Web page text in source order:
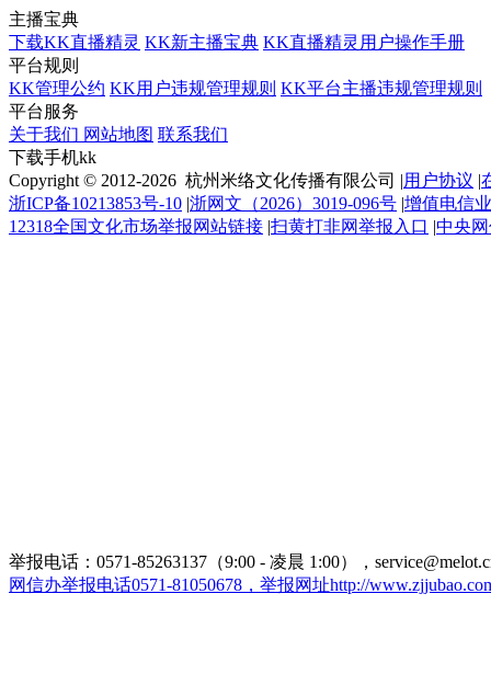
主播宝典
下载KK直播精灵 KK新主播宝典 KK直播精灵用户操作手册
平台规则
KK管理公约 KK用户违规管理规则 KK平台主播违规管理规则
平台服务
关于我们 网站地图 联系我们
下载手机kk
Copyright © 2012-2026 杭州米络文化传播有限公司 |用户协议 |
浙ICP备10213853号-10 |浙网文（2026）3019-096号 |增值电信
12318全国文化市场举报网站链接 |扫黄打非网举报入口 |中央
举报电话：0571-85263137（9:00 - 凌晨 1:00），
网信办举报电话0571-81050678，举报网址http://